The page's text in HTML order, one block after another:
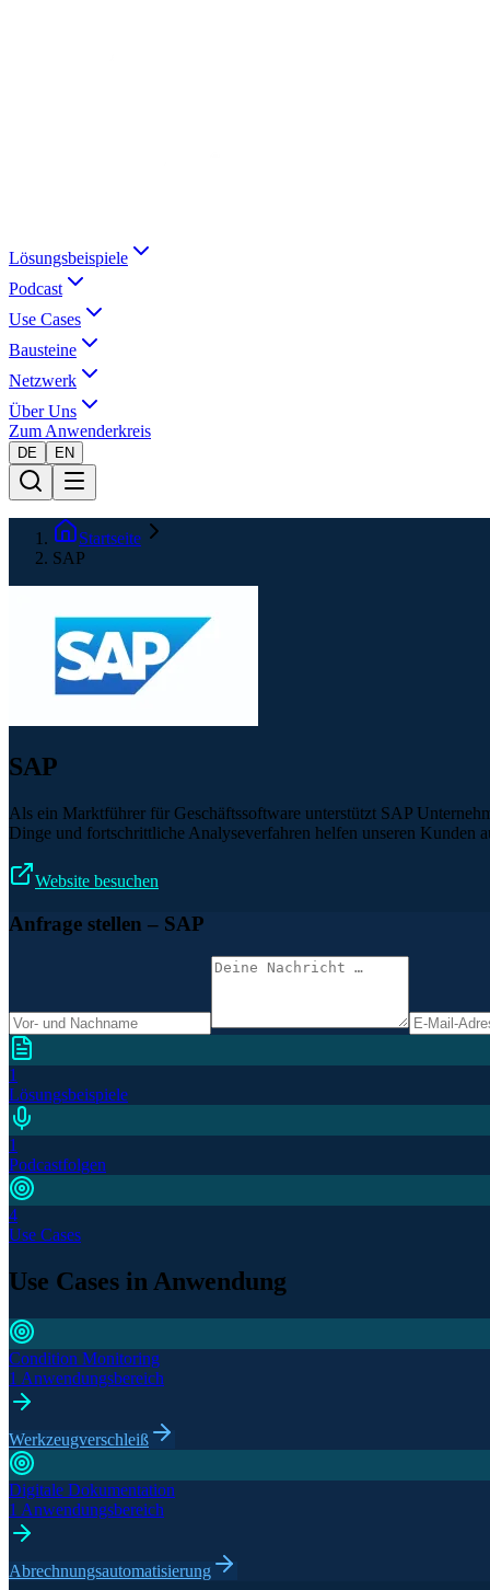
Lösungsbeispiele
Podcast
Use Cases
Bausteine
Netzwerk
Über Uns
Zum Anwenderkreis
DE EN
Startseite
SAP
SAP
Als ein Marktführer für Geschäftssoftware unterstützt SAP
Dinge und fortschrittliche Analyseverfahren helfen unseren Kunden
Website besuchen
Anfrage stellen – SAP
1
Lösungsbeispiele
1
Podcastfolgen
4
Use Cases
Use Cases in Anwendung
Condition Monitoring
1 Anwendungsbereich
Werkzeugverschleiß
Digitale Dokumentation
1 Anwendungsbereich
Abrechnungsautomatisierung